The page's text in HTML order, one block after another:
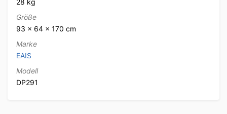
28 kg
Größe
93 × 64 × 170 cm
Marke
EAIS
Modell
DP291